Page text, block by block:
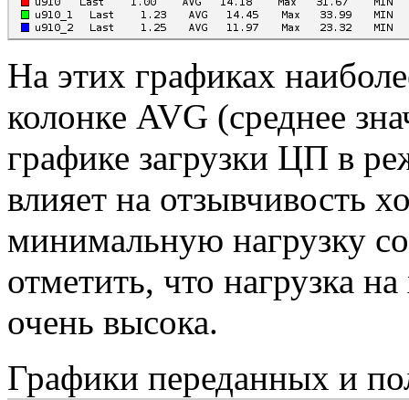
На этих графиках
колонке AVG (среднее
графике загрузки ЦП в
влияет на отзывчивость
минимальную нагрузку
отметить, что нагрузка
очень высока.
Графики переданных и